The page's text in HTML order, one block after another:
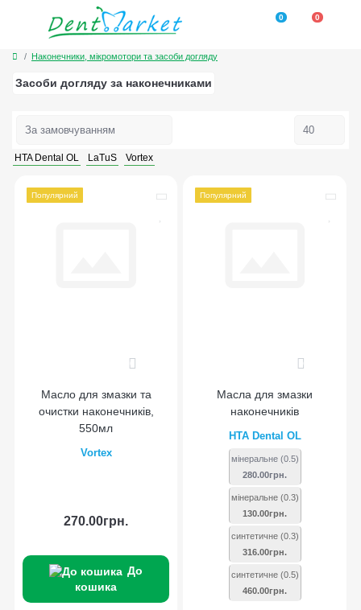
0 0
Наконечники, мікромотори та засоби догляду
Засоби догляду за наконечниками
HTA Dental OL LaTuS Vortex
Популярний
Масло для змазки та
очистки наконечників,
550мл
Vortex
270.00грн.
До
кошика
Популярний
Масла для змазки
наконечників
HTA Dental OL
мінеральне (0.5)
280.00грн.
мінеральне (0.3)
130.00грн.
синтетичне (0.3)
316.00грн.
синтетичне (0.5)
460.00грн.